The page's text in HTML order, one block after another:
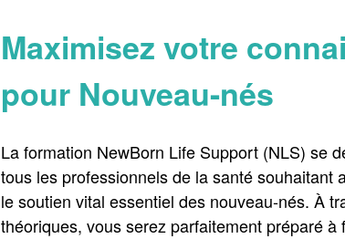
Maximisez votre
pour Nouveau-nés
La formation NewBorn Life Support (NLS) se
tous les professionnels de la santé
le soutien vital essentiel des nouveau-nés. À
théoriques, vous serez parfaitement préparé à